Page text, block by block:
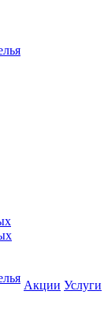
Акции Услуги